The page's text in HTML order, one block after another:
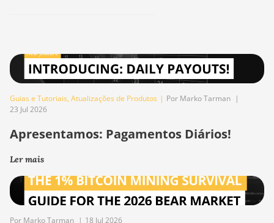
Guias e Tutoriais, Atualizações de Produtos | Por Marko Tarman |
23 Jul 2026
Apresentamos: Pagamentos Diários!
Ler mais
Por Marko Tarman | 18 Jul 2026